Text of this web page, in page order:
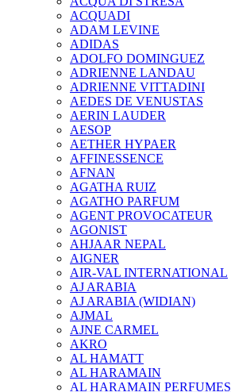
ACQUADI
ADAM LEVINE
ADIDAS
ADOLFO DOMINGUEZ
ADRIENNE LANDAU
ADRIENNE VITTADINI
AEDES DE VENUSTAS
AERIN LAUDER
AESOP
AETHER HYPAER
AFFINESSENCE
AFNAN
AGATHA RUIZ
AGATHO PARFUM
AGENT PROVOCATEUR
AGONIST
AHJAAR NEPAL
AIGNER
AIR-VAL INTERNATIONAL
AJ ARABIA
AJ ARABIA (WIDIAN)
AJMAL
AJNE CARMEL
AKRO
AL HAMATT
AL HARAMAIN
AL HARAMAIN PERFUMES